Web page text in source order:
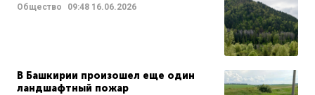
Общество 09:48 16.06.2026
В Башкирии произошел еще один
ландшафтный пожар